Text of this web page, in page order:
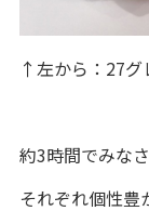
↑左から：27グ
約3時間でみな
それぞれ個性